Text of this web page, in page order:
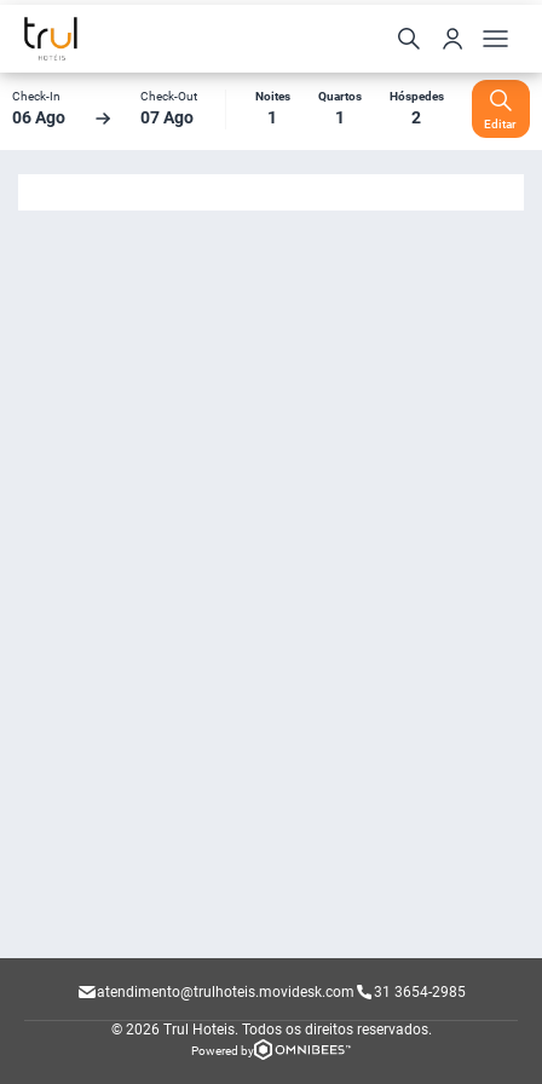
Check-In
06 Ago
Check-Out
07 Ago
Noites
1
Quartos
1
Hóspedes
2 Editar
atendimento@trulhoteis.movidesk.com 31 3654-2985
© 2026 Trul Hoteis. Todos os direitos reservados.
Powered by